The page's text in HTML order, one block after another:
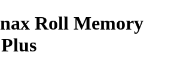
Roll Memory